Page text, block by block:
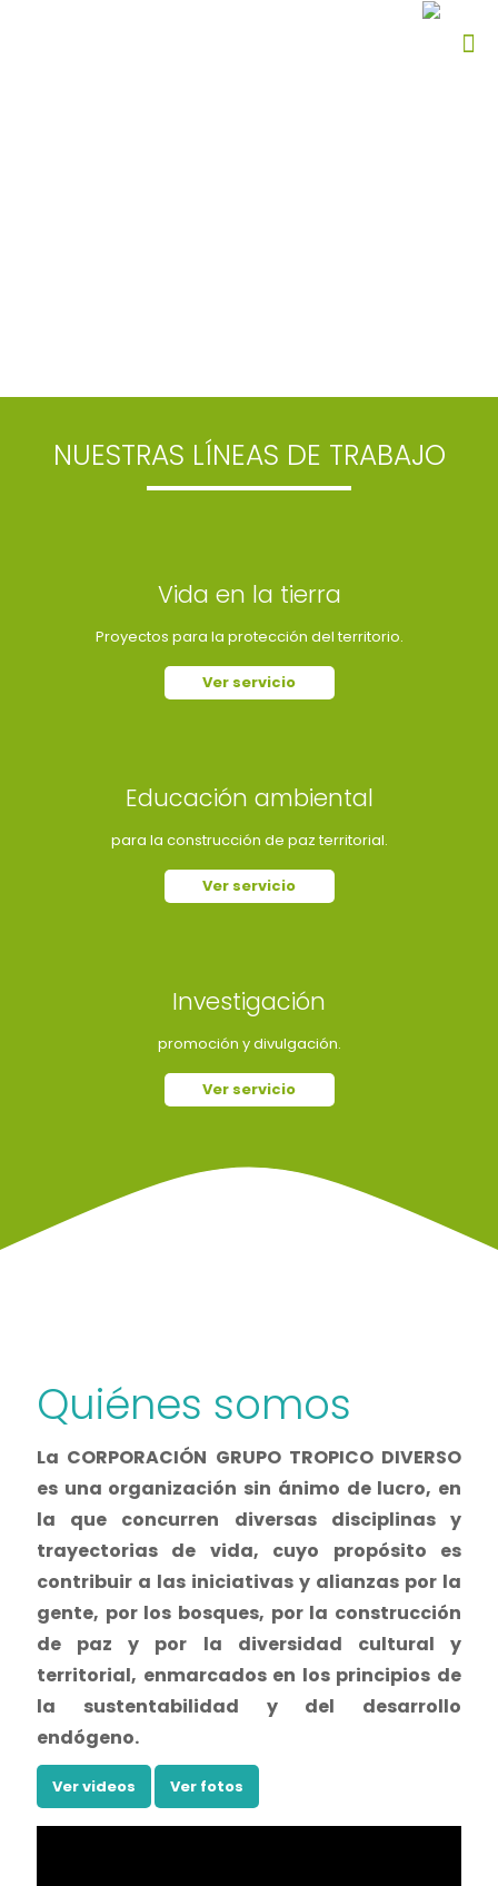
NUESTRAS LÍNEAS DE TRABAJO
Vida en la tierra
Proyectos para la protección del territorio.
Ver servicio
Educación ambiental
para la construcción de paz territorial.
Ver servicio
Investigación
promoción y divulgación.
Ver servicio
Quiénes somos
La CORPORACIÓN GRUPO TROPICO DIVERSO
es una organización sin ánimo de lucro, en
la que concurren diversas disciplinas y
trayectorias de vida, cuyo propósito es
contribuir a las iniciativas y alianzas por la
gente, por los bosques, por la construcción
de paz y por la diversidad cultural y
territorial, enmarcados en los principios de
la sustentabilidad y del desarrollo
endógeno.
Ver videos Ver fotos